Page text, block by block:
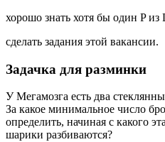
хорошо знать хотя бы один P из
сделать задания этой вакансии.
Задачка для разминки
У Мегамозга есть два
За какое минимальное число
определить, начиная с какого
шарики разбиваются?